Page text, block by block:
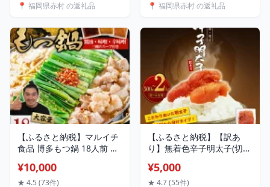
1.5kg(500g×3P) 計
2kg(500g×4P) 肉 牛肉 国産
冷凍 小分け 九州産 すき焼
き カレー 牛丼 肉じゃが 福
岡県 福岡 赤村 Y45
📍 福岡県赤村 の返礼品
べ モツ ホルモン 鍋 魚国 送
村 3T1
📍 福岡県赤村 の返礼品
【ふるさと納税】マルイチ
食品 博多もつ鍋 18人前 人
噌・味噌各6人前) もつ鍋 モ
ツ 鍋 ホルモン鍋 送料無料
¥10,000
★ 4.5 (73件)
【ふるさと納税】【訳あ
り】無着色辛子明太子(切
量＞ 計500g(500g×1パッ
ク) 計1kg(500g×2パック)
¥5,000
★ 4.7 (55件)